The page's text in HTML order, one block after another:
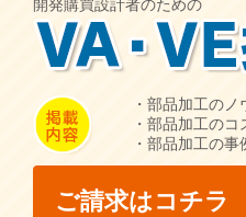
開発購買設計者のための
・部品加工の
・部品加工の
・部品加工の事
ご請求はコチラ